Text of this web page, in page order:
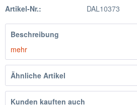
Artikel-Nr.: DAL10373
Beschreibung
mehr
Ähnliche Artikel
Kunden kauften auch